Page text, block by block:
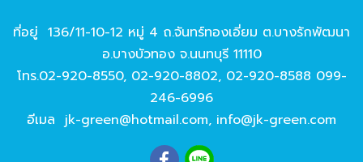
ที่อยู่ 136/11-10-12 หมู่ 4 ถ.จันทร์ทองเอี่ยม ต.บางรักพัฒนา
อ.บางบัวทอง จ.นนทบุรี 11110
โทร.02-920-8550, 02-920-8802, 02-920-8588 099-
246-6996
อีเมล jk-green@hotmail.com, info@jk-green.com